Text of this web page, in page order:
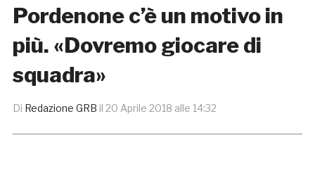
Pordenone c’è un motivo in
più. «Dovremo giocare di
squadra»
Di Redazione GRB il 20 Aprile 2018 alle 14:32